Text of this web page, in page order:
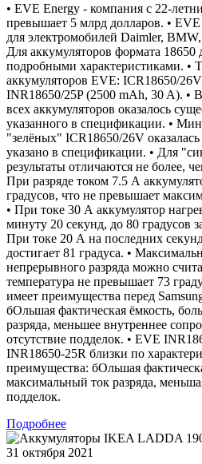
• EVE Energy - компания с 22-
превышает 5 млрд долларов. •
для электромобилей Daimler,
Для аккумуляторов формата
подробными характеристиками. •
аккумуляторов EVE: ICR18650/
INR18650/25P (2500 mAh, 30 A). •
всех аккумуляторов оказалось
указанного в спецификации. •
"зелёных" ICR18650/26V
указано в спецификации. • Для
результаты отличаются не более,
При разряде током 7.5 А
градусов, что не превышает
• При токе 30 А аккумулятор
минуту 20 секунд, до 80 градусов
При токе 20 А на последних
достигает 81 градуса. •
непрерывного разряда можно
температура не превышает 73
имеет преимущества перед
бОльшая фактическая ёмкость,
разряда, меньшее внутреннее
отсутствие подделок. • EVE
INR18650-25R близки по
преимущества: бОльшая
максимальный ток разряда,
подделок.
Подробнее
31 октября 2021